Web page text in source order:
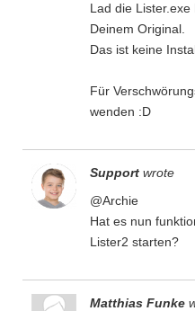
Lad die
Deinem Original.
Das ist keine
Für
wenden :D
Support wrote
@Archie
Hat es nun
Lister2 starten?
Matthias Funke